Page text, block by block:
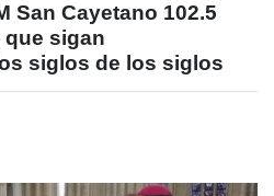
San Cayetano 102.5
que sigan
siglos de los siglos